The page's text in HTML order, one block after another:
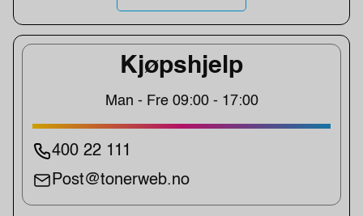
Kjøpshjelp
Man - Fre 09:00 - 17:00
400 22 111
Post@tonerweb.no